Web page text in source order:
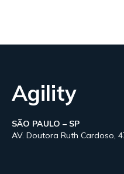
Agility
SÃO PAULO – SP
AV. Doutora Ruth Cardoso,